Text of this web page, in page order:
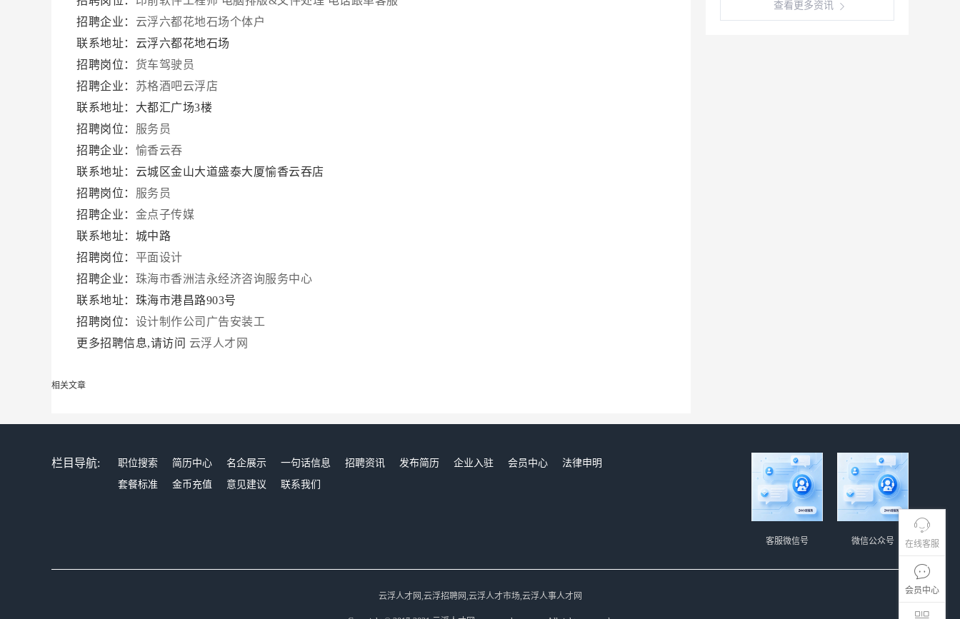
在线客服
会员中心
招聘企业： 云浮六都花地石场个体户
联系地址：云浮六都花地石场
招聘岗位： 货车驾驶员
招聘企业： 苏格酒吧云浮店
联系地址：大都汇广场3楼
招聘岗位： 服务员
招聘企业： 愉香云吞
联系地址：云城区金山大道盛泰大厦愉香云吞店
招聘岗位： 服务员
招聘企业： 金点子传媒
联系地址：城中路
招聘岗位： 平面设计
招聘企业： 珠海市香洲洁永经济咨询服务中心
联系地址：珠海市港昌路903号
招聘岗位： 设计制作公司广告安装工
更多招聘信息,请访问 云浮人才网
相关文章
查看更多资讯
栏目导航: 职位搜索 简历中心 名企展示 一句话信息 招聘资讯 发布简历 企业入驻 会员中心
法律申明
套餐标准
金币充值 意见建议 联系我们
微信公众号
客服微信号
云浮人才网,云浮招聘网,云浮人才市场,云浮人事人才网